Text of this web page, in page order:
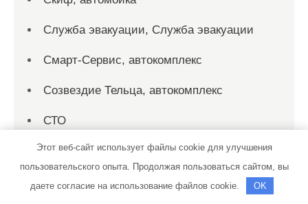
Служба эвакуации, Служба эвакуации
Смарт-Сервис, автокомплекс
Созвездие Тельца, автокомплекс
СТО
СТО на Мельничной
СТО на Мельничной
Этот веб-сайт использует файлы cookie для улучшения
пользовательского опыта. Продолжая пользоваться сайтом, вы
даете согласие на использование файлов cookie.
OK